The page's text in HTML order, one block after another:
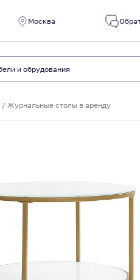
Москва
/ Журнальные столы в аренду